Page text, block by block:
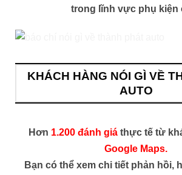
trong lĩnh vực phụ kiện
KHÁCH HÀNG NÓI GÌ VỀ
AUTO
Hơn 1.200 đánh giá thực tế từ
Google Maps.
Bạn có thể xem chi tiết phản hồi,